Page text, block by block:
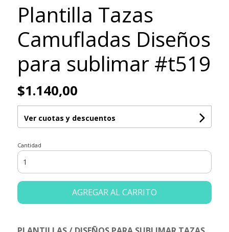
Plantilla Tazas
Camufladas Diseños
para sublimar #t519
$1.140,00
Ver cuotas y descuentos
Cantidad
AGREGAR AL CARRITO